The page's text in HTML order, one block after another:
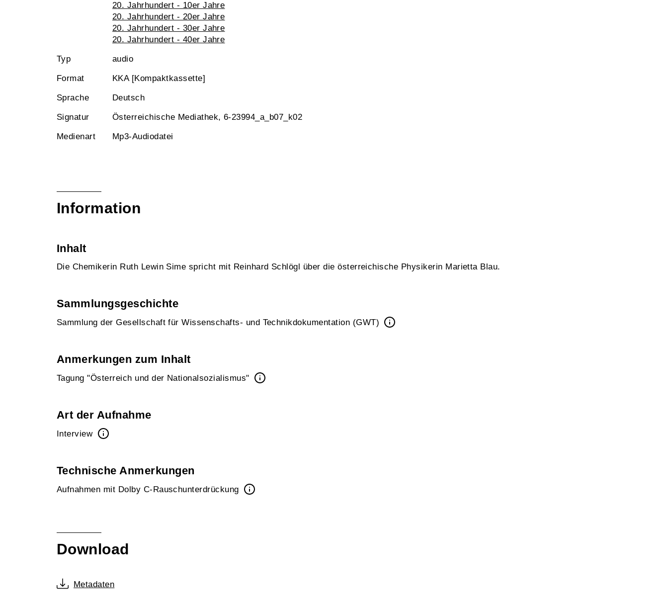
20. Jahrhundert - 10er Jahre
20. Jahrhundert - 20er Jahre
20. Jahrhundert - 30er Jahre
20. Jahrhundert - 40er Jahre
Typ audio
Format KKA [Kompaktkassette]
Sprache Deutsch
Signatur Österreichische Mediathek, 6-23994_a_b07_k02
Medienart Mp3-Audiodatei
Information
Inhalt
Die Chemikerin Ruth Lewin Sime spricht mit Reinhard Schlögl über die österreichische Physikerin Marietta Blau.
Sammlungsgeschichte
Sammlung der Gesellschaft für Wissenschafts- und Technikdokumentation (GWT)
Anmerkungen zum Inhalt
Tagung "Österreich und der Nationalsozialismus"
Art der Aufnahme
Interview
Technische Anmerkungen
Aufnahmen mit Dolby C-Rauschunterdrückung
Download
Metadaten